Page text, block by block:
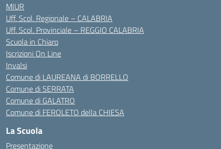
MIUR
Uff. Scol. Regionale – CALABRIA
Uff. Scol. Provinciale – REGGIO CALABRIA
Scuola in Chiaro
Iscrizioni On Line
Invalsi
Comune di LAUREANA di BORRELLO
Comune di SERRATA
Comune di GALATRO
Comune di FEROLETO della CHIESA
La Scuola
Presentazione